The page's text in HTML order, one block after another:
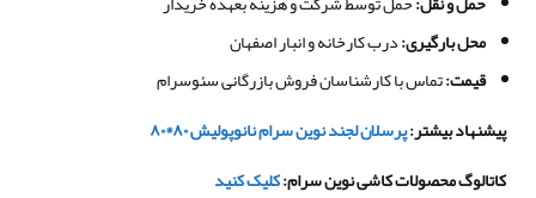
محل بارگیری:درب کارخانه و انبار اصفهان
قیمت:تماس با کارشناسان فروش بازرگانی سئوسرام
پیشنهاد بیشتر:پرسلان لجند نوین سرام نانوپولیش ۸۰*۸۰
کاتالوگ محصولات کاشی نوین سرام:کلیک کنید